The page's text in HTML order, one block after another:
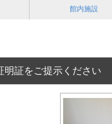
館内施設
証をご提示ください